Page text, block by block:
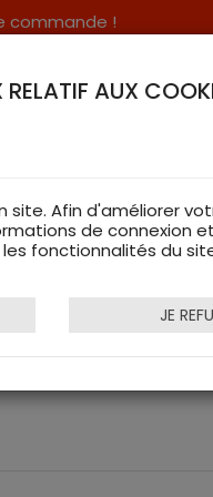
commande !
ACCESSOIRES
AUX
site. Afin d'améliorer
de connexion
fonctionnalités du
JE